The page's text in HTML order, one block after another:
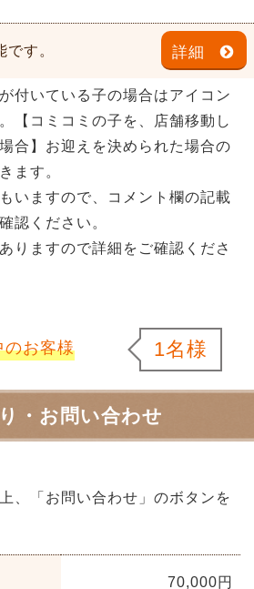
す。 詳細
付いている子の場合はアイコン
【コミコミの子を、店舗移動し
合】お迎えを決められた場合の
ます。
いますので、コメント欄の記載
認ください。
りますので詳細をご確認くださ
のお客様 1名様
・お問い合わせ
、「お問い合わせ」のボタンを
70,000円